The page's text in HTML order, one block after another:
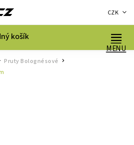
CZK
košík
Pruty Bolognésové